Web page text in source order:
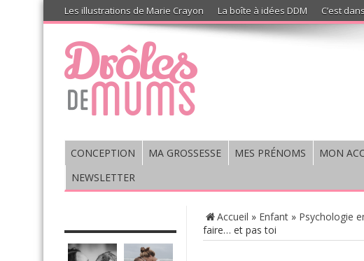
Les illustrations de Marie Crayon La boîte à idées DDM C’est
CONCEPTION MA GROSSESSE MES PRÉNOMS MON
NEWSLETTER
Accueil » Enfant » Psychologie
faire… et pas toi